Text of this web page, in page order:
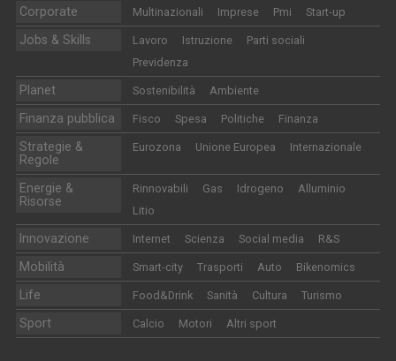
Corporate Multinazionali Imprese Pmi Start-up
Jobs & Skills Lavoro Istruzione
Parti sociali
Previdenza
Planet Sostenibilità Ambiente
Finanza pubblica Fisco Spesa Politiche Finanza
Strategie &
Regole
Eurozona Unione Europea Internazionale
Energie &
Risorse
Rinnovabili Gas Idrogeno
Alluminio
Litio
Innovazione Internet Scienza Social media R&S
Mobilità Smart-city Trasporti Auto Bikenomics
Life Food&Drink Sanità Cultura Turismo
Sport Calcio Motori Altri sport